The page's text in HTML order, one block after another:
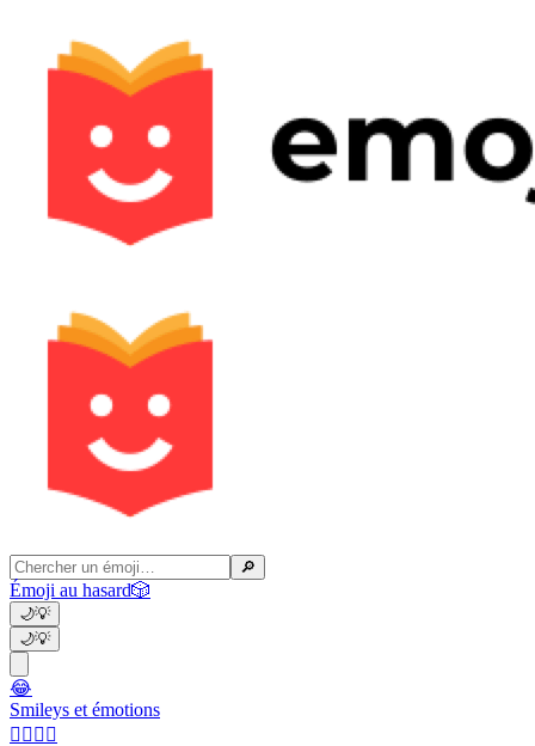
🔎
Émoji au hasard🎲
🌙💡
🌙💡
😂
Smileys et émotions
👩‍❤️‍💋‍👨